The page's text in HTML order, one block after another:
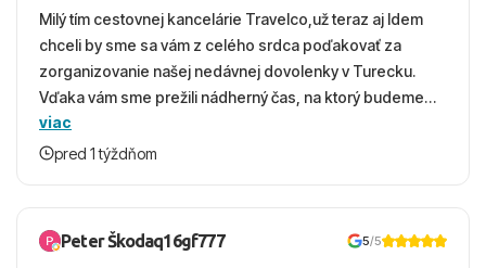
Milý tím cestovnej kancelárie Travelco,už teraz aj Idem
chceli by sme sa vám z celého srdca poďakovať za
zorganizovanie našej nedávnej dovolenky v Turecku.
Vďaka vám sme prežili nádherný čas, na ktorý budeme
ešte dlho s úsmevom spomínať. ​Všetko prebehlo
absolútne hladko – od prvotného výberu zájazdu, cez
bola to trefa do čierneho! ​Čo nás dostalo najviac: ​Skvelé
služby a personál: Vždy usmievaví, ochotní a starostliví
viac
pred 1 týždňom
Peter Škodaq16gf777 5/5